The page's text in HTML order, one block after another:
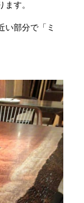
す。
い部分で「ミ